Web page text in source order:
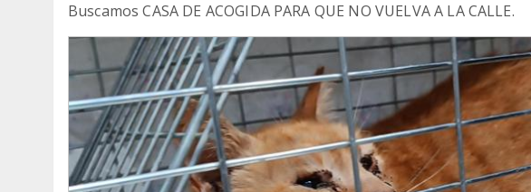
Buscamos CASA DE ACOGIDA PARA QUE NO VUELVA A LA CALLE.